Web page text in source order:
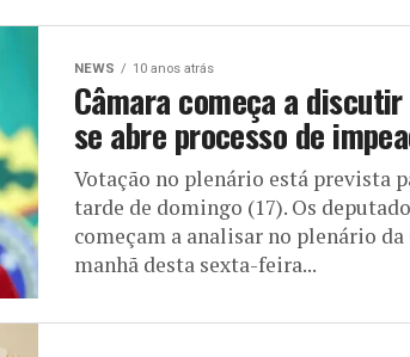
NEWS 10 anos atrás
Câmara começa a
se abre processo de
Votação no plenário está prevista
tarde de domingo (17). Os
começam a analisar no plenário da
manhã desta sexta-feira...